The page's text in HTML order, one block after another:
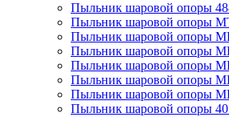
Пыльник шаровой опоры
Пыльник шаровой опоры
Пыльник шаровой опоры
Пыльник шаровой опоры
Пыльник шаровой опоры
Пыльник шаровой опоры
Пыльник шаровой опоры
Пыльник шаровой опоры